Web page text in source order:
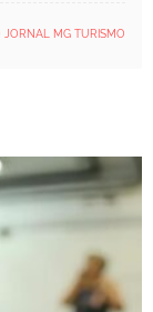
JORNAL MG TURISMO